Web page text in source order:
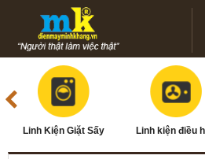
Linh Kiện Giặt Sấy Linh kiện điều